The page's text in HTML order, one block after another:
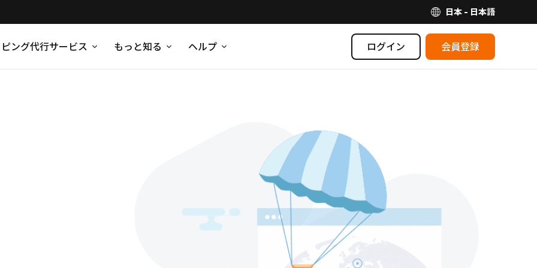
日本 - 日本語
ング代行サービス もっと知る ヘルプ ログイン 会員登録